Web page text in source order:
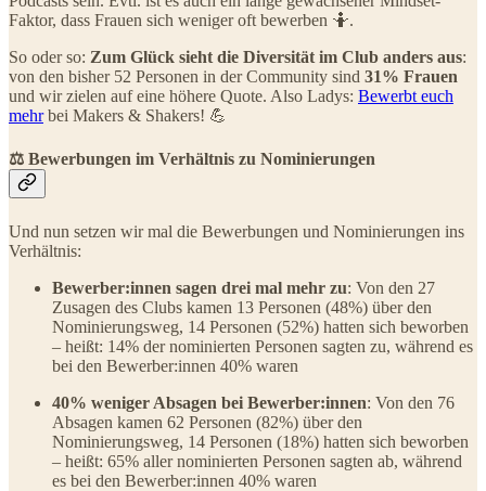
Faktor, dass Frauen sich weniger oft bewerben 🤷.
So oder so: Zum Glück sieht die Diversität im Club anders aus:
von den bisher 52 Personen in der Community sind 31% Frauen
und wir zielen auf eine höhere Quote. Also Ladys: Bewerbt euch
mehrbei Makers & Shakers! 💪
⚖️ Bewerbungen im Verhältnis zu Nominierungen
Und nun setzen wir mal die Bewerbungen und Nominierungen ins
Verhältnis:
Bewerber:innen sagen drei mal mehr zu: Von den 27
Zusagen des Clubs kamen 13 Personen (48%) über den
Nominierungsweg, 14 Personen (52%) hatten sich beworben
– heißt: 14% der nominierten Personen sagten zu, während es
bei den Bewerber:innen 40% waren
40% weniger Absagen bei Bewerber:innen: Von den 76
Absagen kamen 62 Personen (82%) über den
Nominierungsweg, 14 Personen (18%) hatten sich beworben
– heißt: 65% aller nominierten Personen sagten ab, während
es bei den Bewerber:innen 40% waren